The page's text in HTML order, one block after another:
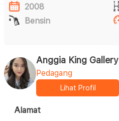
2008
Bensin
Anggia King Gallery
Pedagang
Lihat Profil
Alamat